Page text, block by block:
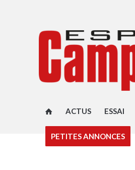
ACTUS ESSAI
PETITES ANNONCES